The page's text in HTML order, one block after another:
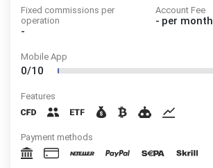
Fixed commissions per
operation
-
Account Fee
- per month
Mobile App
0/10
Features
Payment methods